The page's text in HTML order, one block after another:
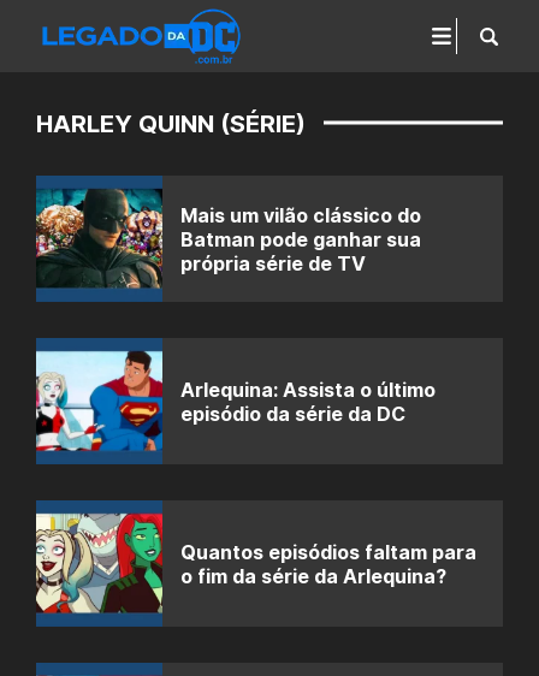
HARLEY QUINN (SÉRIE)
Mais um vilão clássico do
Batman pode ganhar sua
própria série de TV
Arlequina: Assista o último
episódio da série da DC
Quantos episódios faltam para
o fim da série da Arlequina?